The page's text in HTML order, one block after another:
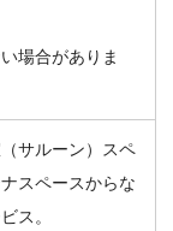
場合がありま
サルーン）スペ
スペースからな
ス。